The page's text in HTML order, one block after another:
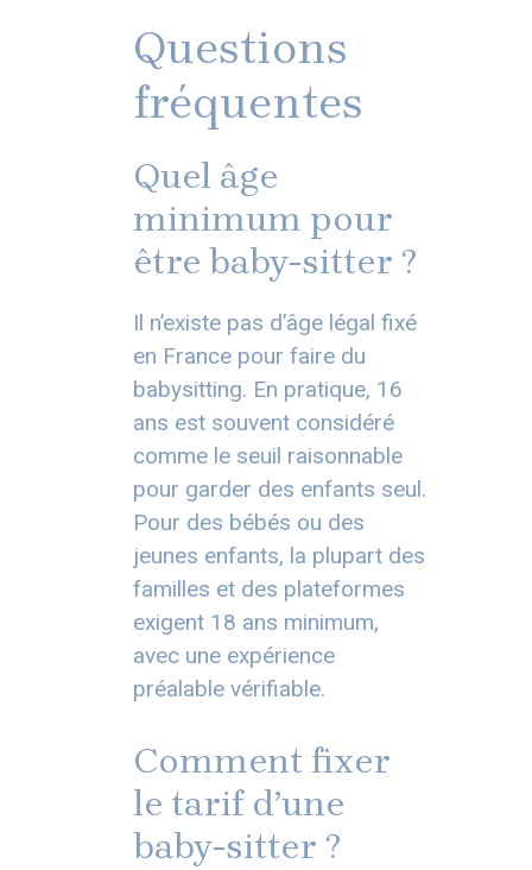
Questions
fréquentes
Quel âge
minimum pour
être baby-sitter ?
Il n’existe pas d’âge légal fixé
en France pour faire du
babysitting. En pratique, 16
ans est souvent considéré
comme le seuil raisonnable
pour garder des enfants seul.
Pour des bébés ou des
jeunes enfants, la plupart des
familles et des plateformes
exigent 18 ans minimum,
avec une expérience
préalable vérifiable.
Comment fixer
le tarif d’une
baby-sitter ?